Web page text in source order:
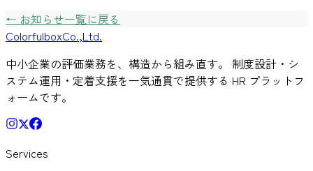
← お知らせ一覧に戻る
ColorfulboxCo.,Ltd.
中小企業の評価業務を、構造から組み直す。 制度設計・シ
ステム運用・定着支援を一気通貫で提供する HR プラットフ
ォームです。
Services